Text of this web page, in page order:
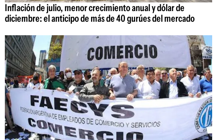
Inflación de julio, menor crecimiento anual y dólar de
diciembre: el anticipo de más de 40 gurúes del mercado